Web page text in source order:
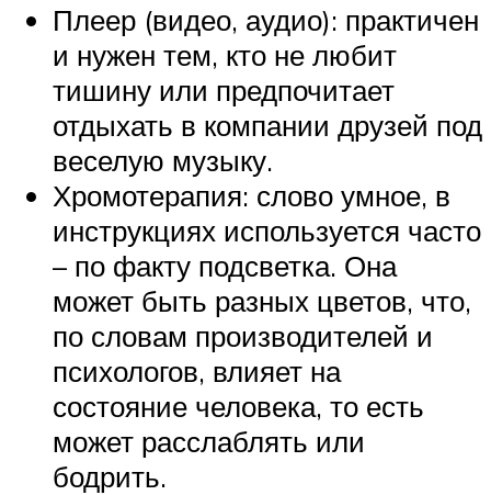
Плеер (видео, аудио): практичен
и нужен тем, кто не любит
тишину или предпочитает
отдыхать в компании друзей под
веселую музыку.
Хромотерапия: слово умное, в
инструкциях используется часто
– по факту подсветка. Она
может быть разных цветов, что,
по словам производителей и
психологов, влияет на
состояние человека, то есть
может расслаблять или
бодрить.